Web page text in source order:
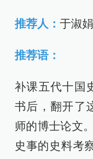
推荐人： 于淑娟
推荐语：
补课五代十国
书后，翻开了
师的博士论文
史事的史料考